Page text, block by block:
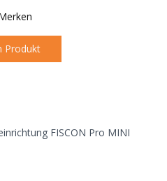
Produkt